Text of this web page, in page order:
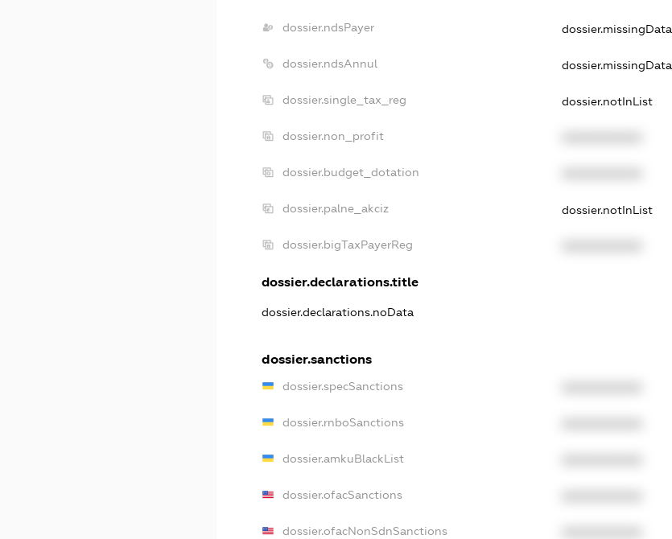
dossier.ndsPayer dossier.missingData
dossier.ndsAnnul dossier.missingData
dossier.single_tax_reg dossier.notInList
dossier.non_profit
dossier.budget_dotation
dossier.palne_akciz dossier.notInList
dossier.bigTaxPayerReg
dossier.declarations.title
dossier.declarations.noData
dossier.sanctions
dossier.specSanctions
dossier.rnboSanctions
dossier.amkuBlackList
dossier.ofacSanctions
dossier.ofacNonSdnSanctions